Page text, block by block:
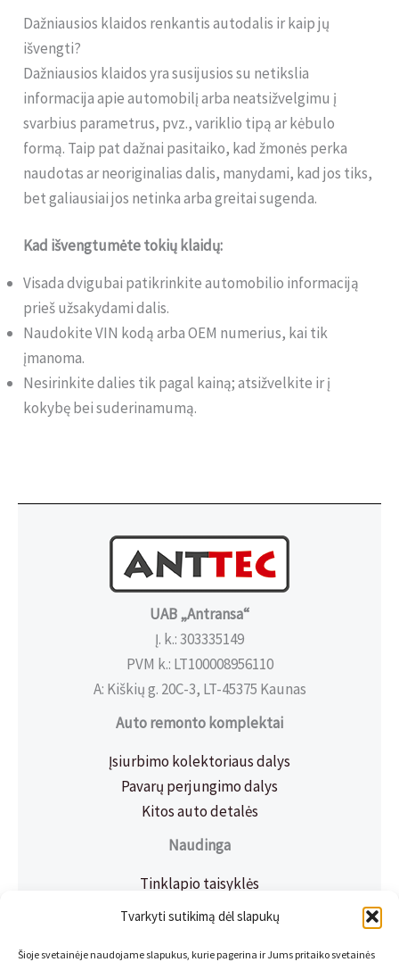
Tvarkyti sutikimą dėl slapukų
Šioje svetainėje naudojame slapukus, kurie pagerina ir Jums pritaiko svetainės
Dažniausios klaidos renkantis autodalis ir kaip jų
išvengti?
Dažniausios klaidos yra susijusios su netikslia
informacija apie automobilį arba neatsižvelgimu į
svarbius parametrus, pvz., variklio tipą ar kėbulo
formą. Taip pat dažnai pasitaiko, kad žmonės perka
naudotas ar neoriginalias dalis, manydami, kad jos tiks,
bet galiausiai jos netinka arba greitai sugenda.
Kad išvengtumėte tokių klaidų:
Visada dvigubai patikrinkite automobilio informaciją
prieš užsakydami dalis.
Naudokite VIN kodą arba OEM numerius, kai tik
įmanoma.
Nesirinkite dalies tik pagal kainą; atsižvelkite ir į
kokybę bei suderinamumą.
UAB „Antransa“
Į. k.: 303335149
PVM k.: LT100008956110
A: Kiškių g. 20C-3, LT-45375 Kaunas
Auto remonto komplektai
Įsiurbimo kolektoriaus dalys
Pavarų perjungimo dalys
Kitos auto detalės
Naudinga
Tinklapio taisyklės
Prekių pristatymas